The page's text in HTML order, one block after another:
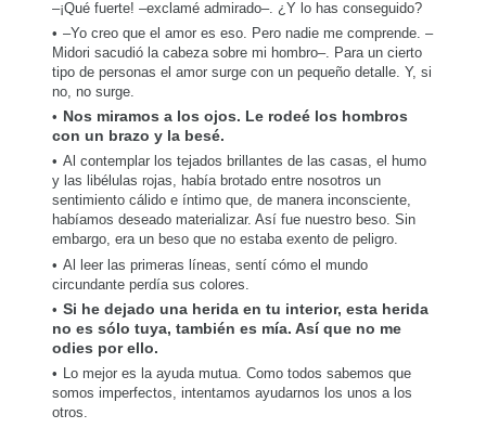
–¡Qué fuerte! –exclamé admirado–. ¿Y lo has conseguido?
–Yo creo que el amor es eso. Pero nadie me comprende. –
Midori sacudió la cabeza sobre mi hombro–. Para un cierto
tipo de personas el amor surge con un pequeño detalle. Y, si
no, no surge.
Nos miramos a los ojos. Le rodeé los hombros
con un brazo y la besé.
Al contemplar los tejados brillantes de las casas, el humo
y las libélulas rojas, había brotado entre nosotros un
sentimiento cálido e íntimo que, de manera inconsciente,
habíamos deseado materializar. Así fue nuestro beso. Sin
embargo, era un beso que no estaba exento de peligro.
Al leer las primeras líneas, sentí cómo el mundo
circundante perdía sus colores.
Si he dejado una herida en tu interior, esta herida
no es sólo tuya, también es mía. Así que no me
odies por ello.
Lo mejor es la ayuda mutua. Como todos sabemos que
somos imperfectos, intentamos ayudarnos los unos a los
otros.